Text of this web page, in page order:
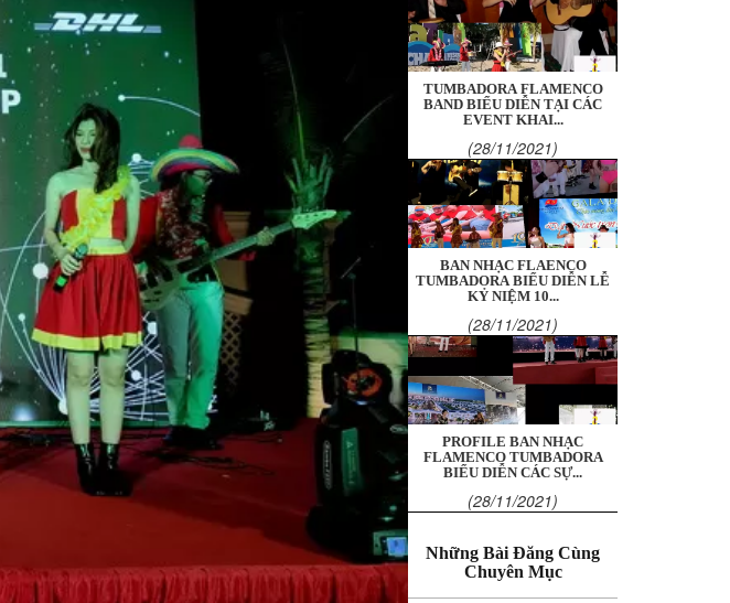
TUMBADORA FLAMENCO
BAND BIỂU DIỄN TẠI CÁC
EVENT KHAI...
(28/11/2021)
BAN NHẠC FLAENCO
TUMBADORA BIỂU DIỄN LỄ
KỶ NIỆM 10...
(28/11/2021)
PROFILE BAN NHẠC
FLAMENCO TUMBADORA
BIỂU DIỄN CÁC SỰ...
(28/11/2021)
Những Bài Đăng Cùng
Chuyên Mục